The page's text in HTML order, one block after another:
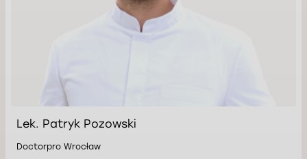
Lek. Patryk Pozowski
Doctorpro Wrocław